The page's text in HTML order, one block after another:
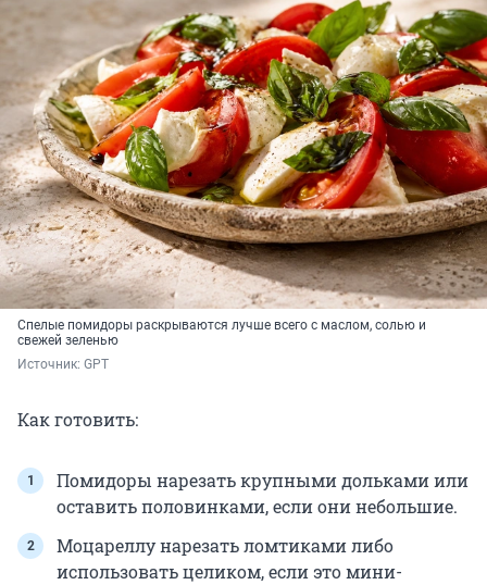
Спелые помидоры раскрываются лучше всего с маслом, солью и
свежей зеленью
Источник: GPT
Как готовить:
Помидоры нарезать крупными дольками или
оставить половинками, если они небольшие.
Моцареллу нарезать ломтиками либо
использовать целиком, если это мини-